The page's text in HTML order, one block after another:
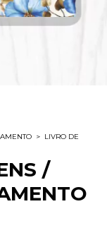
> LIVRO DE
/